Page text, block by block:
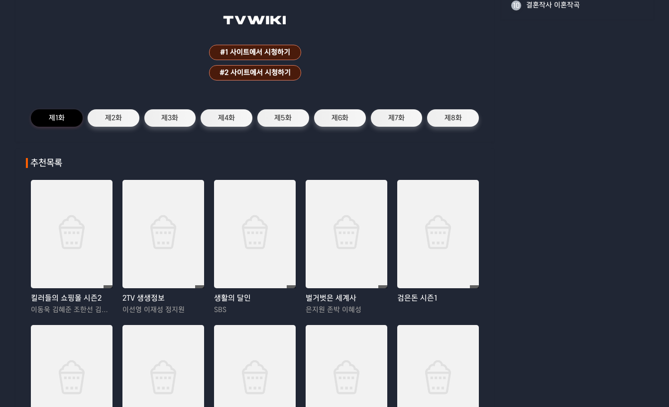
#1 사이트에서 시청하기
#2 사이트에서 시청하기
제1화 제2화 제3화 제4화 제5화 제6화 제7화 제8화
추천목록
킬러들의 쇼핑몰 시즌2
이동욱 김혜준 조한선 김해나
2TV 생생정보
이선영 이재성 정지원
생활의 달인
SBS
벌거벗은 세계사
은지원 존박 이혜성
검은돈 시즌1
10 결혼작사 이혼작곡